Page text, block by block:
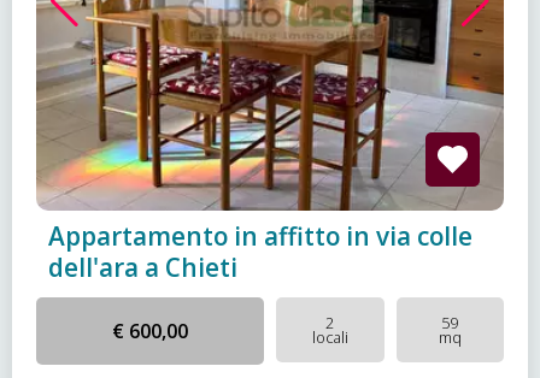
Appartamento in affitto in via colle
dell'ara a Chieti
€ 600,00 2
locali
59
mq